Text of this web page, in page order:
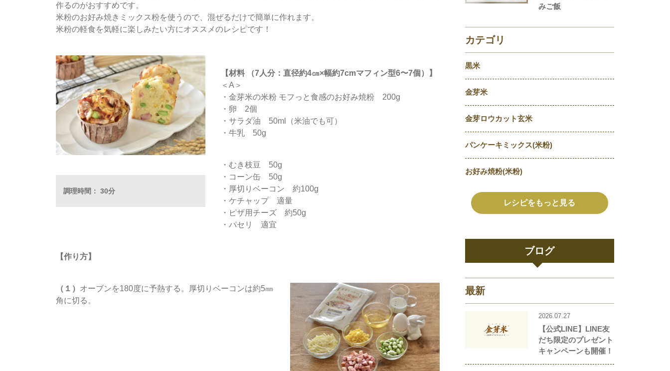
作るのがおすすめです。
米粉のお好み焼きミックス粉を使うので、混ぜるだけで簡単に作れます。
米粉の軽食を気軽に楽しみたい方にオススメのレシピです！
調理時間： 30分
【材料 （7人分：直径約4㎝×幅約7cmマフィン型6〜7個）】
＜A＞
・金芽米の米粉 モフっと食感のお好み焼粉 200g
・卵 2個
・サラダ油 50ml（米油でも可）
・牛乳 50g
・むき枝豆 50g
・コーン缶 50g
・厚切りベーコン 約100g
・ケチャップ 適量
・ピザ用チーズ 約50g
・パセリ 適宜
【作り方】
（１） オーブンを180度に予熱する。厚切りベーコンは約5㎜
角に切る。
ブログ
最新
2026.07.27
【公式LINE】LINE友
だち限定のプレゼント
キャンペーンも開催！
みご飯
カテゴリ
黒米
金芽米
金芽ロウカット玄米
パンケーキミックス(米粉)
お好み焼粉(米粉)
レシピをもっと見る